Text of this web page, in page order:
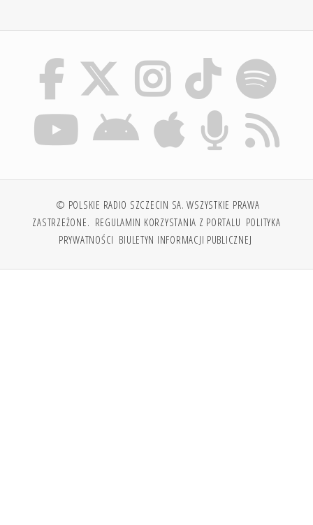
© POLSKIE RADIO SZCZECIN SA. WSZYSTKIE PRAWA
ZASTRZEŻONE. REGULAMIN KORZYSTANIA Z PORTALU POLITYKA
PRYWATNOŚCI BIULETYN INFORMACJI PUBLICZNEJ